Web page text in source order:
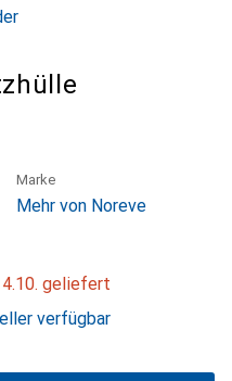
Marke
Mehr von Noreve
geliefert
verfügbar